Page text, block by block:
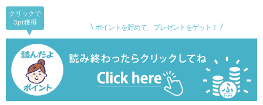
ポイントを貯めて、プレゼントをゲット！
クリックで
3pt獲得